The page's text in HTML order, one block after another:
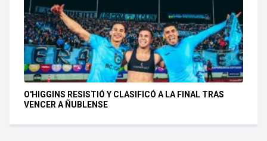
O'HIGGINS RESISTIÓ Y CLASIFICÓ A LA FINAL TRAS
VENCER A ÑUBLENSE